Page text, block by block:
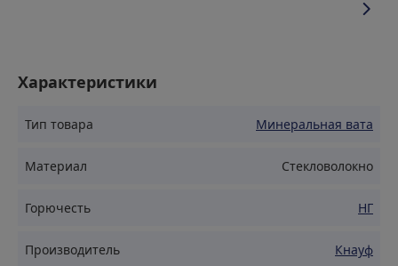
стропилам,без зазоров и щелей, максимизируя
теплоизоляцию.
Паропроницаемость: Позволяет парам выводиться
изнутри помещения,предотвращая образование
кровли.
Характеристики
Тип товара Минеральная вата
Материал Стекловолокно
Горючесть НГ
Производитель Кнауф